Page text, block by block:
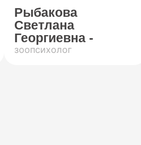
Рыбакова
Светлана
Георгиевна -
зоопсихолог